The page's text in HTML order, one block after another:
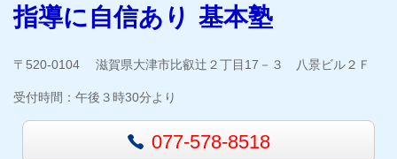
指導に自信あり 基本塾
〒520-0104 滋賀県大津市比叡辻２丁目17－３ 八景ビル２Ｆ
受付時間： 午後３時30分より
077-578-8518